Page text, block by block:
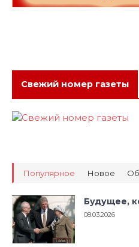
Свежий номер газеты
Популярное Новое
Будущее,
08.03.2026